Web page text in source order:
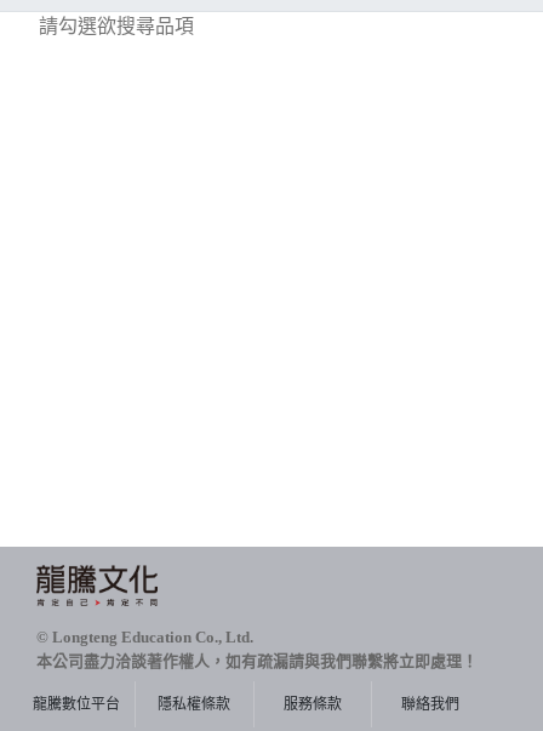
請勾選欲搜尋品項
© Longteng Education Co., Ltd.
本公司盡力洽談著作權人，如有疏漏請與我們聯繫將立即處理！
龍騰數位平台 隱私權條款 服務條款 聯絡我們